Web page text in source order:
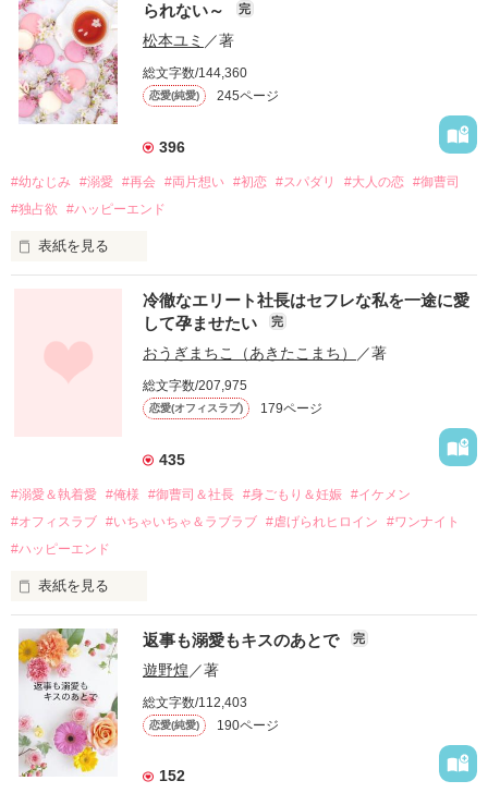
られない～
完
松本ユミ ／著
総文字数/144,360
恋愛(純愛) 245ページ
396
#幼なじみ #溺愛 #再会 #両片想い #初恋 #スパダリ #大人の恋 #御曹司
#独占欲
#ハッピーエンド
表紙を見る
幼なじみの哲平に淡い恋心を抱いていた美桜。
しかし、ある出来事をきっかけに二人の関係は壊れてしまう。
関係修復もできないまま、美桜は両親の離婚によって
引っ越すことになり、哲平とも離れ離れになった。
それから約十二年後。
過去の傷から、二度と会いたくないと思っていた哲平に
運命のような再会を果たす。
酔った勢いで一夜を共にしてしまった。
さらに、美桜が初めてだと知った哲平は
『責任をとる、結婚しよう』と真っ直ぐに告げてきた。
戸惑う美桜とは裏腹に、好きという気持ちを隠すことなく
甘やかしてくる。
そんなある日、哲平は美桜がストーカー被害に
遭っていることを知る。
美桜を守るため、哲平は同居を提案してきて――。
冷徹なエリート社長はセフレな私を一途に愛
して孕ませたい
完
おうぎまちこ（あきたこまち） ／著
総文字数/207,975
恋愛(オフィスラブ) 179ページ
435
#溺愛＆執着愛 #俺様 #御曹司＆社長 #身ごもり＆妊娠 #イケメン
#オフィスラブ #いちゃいちゃ＆ラブラブ #虐げられヒロイン
#ワンナイト
#ハッピーエンド
表紙を見る
おかしな噂を流されて前の職場でうまくいかなかった梅田美
桜は、海外で傷心旅行をしていたところ、日本人美青年と出会
い、酒の勢いもあり一夜限りの関係となる。
帰国後、美桜は新しい職場でワンナイトした美青年と再会。
なんと彼の正体は、とある財閥御曹司にも関わらず、一族を離
れて起業した新進気鋭の実業家、社内でも冷徹だと評判な社長
――御影恭司その人だったのだ――！
なぜか恭司から飼い猫の世話係を命じられた美桜は、猫の世
返事も溺愛もキスのあとで 完
遊野煌 ／著
総文字数/112,403
恋愛(純愛) 190ページ
152